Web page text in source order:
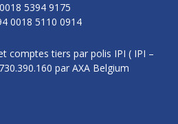
5394 9175
0018 5110 0914
comptes tiers par polis IPI ( IPI –
730.390.160 par AXA Belgium